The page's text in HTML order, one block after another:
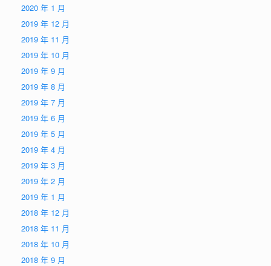
2020 年 1 月
2019 年 12 月
2019 年 11 月
2019 年 10 月
2019 年 9 月
2019 年 8 月
2019 年 7 月
2019 年 6 月
2019 年 5 月
2019 年 4 月
2019 年 3 月
2019 年 2 月
2019 年 1 月
2018 年 12 月
2018 年 11 月
2018 年 10 月
2018 年 9 月